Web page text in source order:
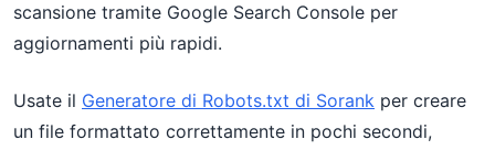
scansione tramite Google Search Console per
aggiornamenti più rapidi.
Usate il Generatore di Robots.txt di Sorank per creare
un file formattato correttamente in pochi secondi,